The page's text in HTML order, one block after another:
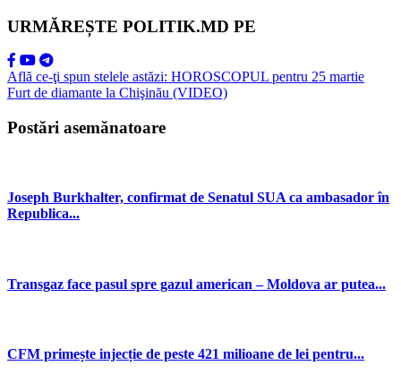
URMĂREȘTE POLITIK.MD PE
Află ce-ţi spun stelele astăzi: HOROSCOPUL pentru 25 martie
Furt de diamante la Chişinău (VIDEO)
Postări asemănatoare
Joseph Burkhalter, confirmat de Senatul SUA ca ambasador în
Republica...
Transgaz face pasul spre gazul american – Moldova ar putea...
CFM primește injecție de peste 421 milioane de lei pentru...